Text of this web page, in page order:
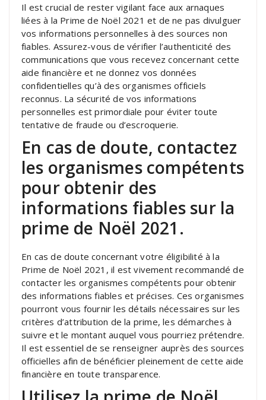
Il est crucial de rester vigilant face aux arnaques
liées à la Prime de Noël 2021 et de ne pas divulguer
vos informations personnelles à des sources non
fiables. Assurez-vous de vérifier l’authenticité des
communications que vous recevez concernant cette
aide financière et ne donnez vos données
confidentielles qu’à des organismes officiels
reconnus. La sécurité de vos informations
personnelles est primordiale pour éviter toute
tentative de fraude ou d’escroquerie.
En cas de doute, contactez
les organismes compétents
pour obtenir des
informations fiables sur la
prime de Noël 2021.
En cas de doute concernant votre éligibilité à la
Prime de Noël 2021, il est vivement recommandé de
contacter les organismes compétents pour obtenir
des informations fiables et précises. Ces organismes
pourront vous fournir les détails nécessaires sur les
critères d’attribution de la prime, les démarches à
suivre et le montant auquel vous pourriez prétendre.
Il est essentiel de se renseigner auprès des sources
officielles afin de bénéficier pleinement de cette aide
financière en toute transparence.